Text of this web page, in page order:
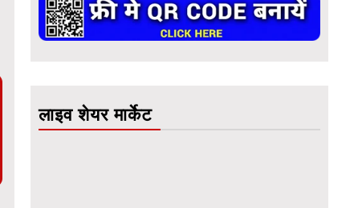
लाइव शेयर मार्केट